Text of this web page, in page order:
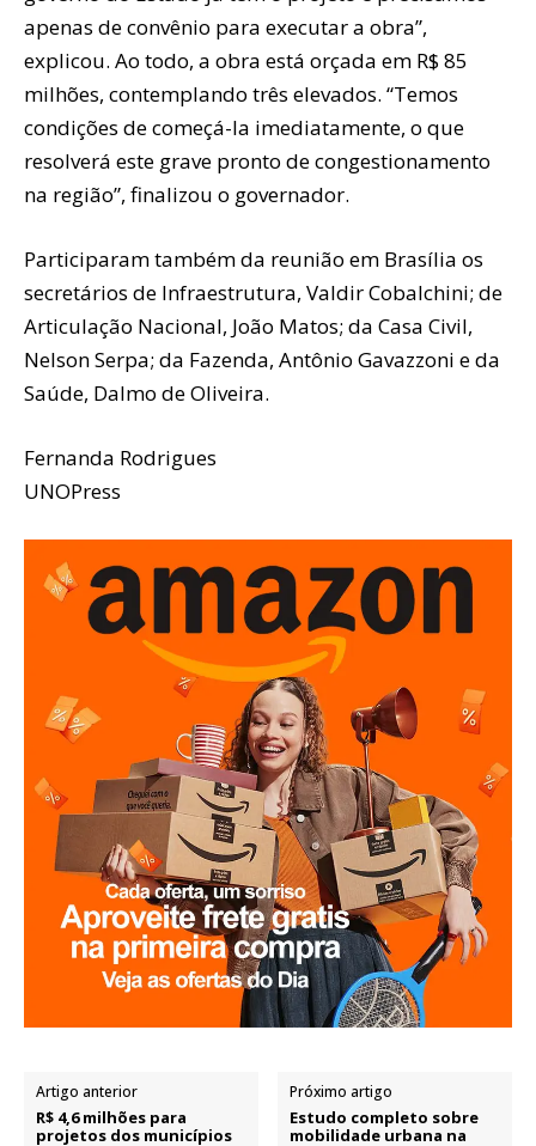
apenas de convênio para executar a obra”,
explicou. Ao todo, a obra está orçada em R$ 85
milhões, contemplando três elevados. “Temos
condições de começá-la imediatamente, o que
resolverá este grave pronto de congestionamento
na região”, finalizou o governador.
Participaram também da reunião em Brasília os
secretários de Infraestrutura, Valdir Cobalchini; de
Articulação Nacional, João Matos; da Casa Civil,
Nelson Serpa; da Fazenda, Antônio Gavazzoni e da
Saúde, Dalmo de Oliveira.
Fernanda Rodrigues
UNOPress
Artigo anterior
R$ 4,6 milhões para
projetos dos municípios
Próximo artigo
Estudo completo sobre
mobilidade urbana na